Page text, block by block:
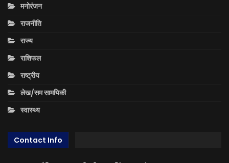
मनोरंजन
राजनीति
राज्य
राशिफल
राष्ट्रीय
लेख/सम सामयिकी
स्वास्थ्य
Contact Info